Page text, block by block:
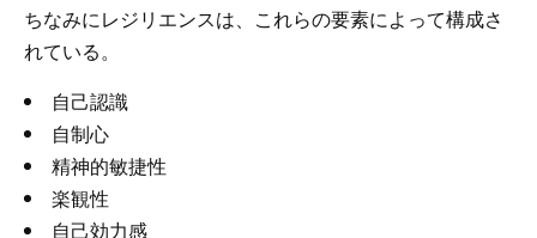
ちなみにレジリエンスは、これらの要素によって構成さ
れている。
自己認識
自制心
精神的敏捷性
楽観性
自己効力感